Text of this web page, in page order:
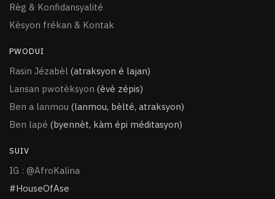
Règ & Konfidansyalité
Kèsyon frékan & Kontak
PWODUI
Rasin Jézabèl (atraksyon é lajan)
Lansan pwotèksyon (èvè zépis)
Ben a lanmou (lanmou, bèlté, atraksyon)
Ben lapé (byennèt, kàm épi méditasyon)
SUIV
IG : @AfroKalina
#HouseOfAse